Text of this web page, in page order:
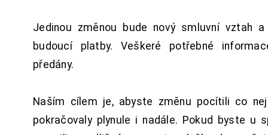
Jedinou změnou bude nový smluvní vztah
budoucí platby. Veškeré potřebné
předány.
Naším cílem je, abyste změnu pocítili co
pokračovaly plynule i nadále. Pokud byste u